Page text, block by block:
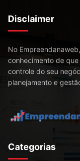
Disclaimer
No
conhecimento de
controle do seu
planejamento e
Categorias